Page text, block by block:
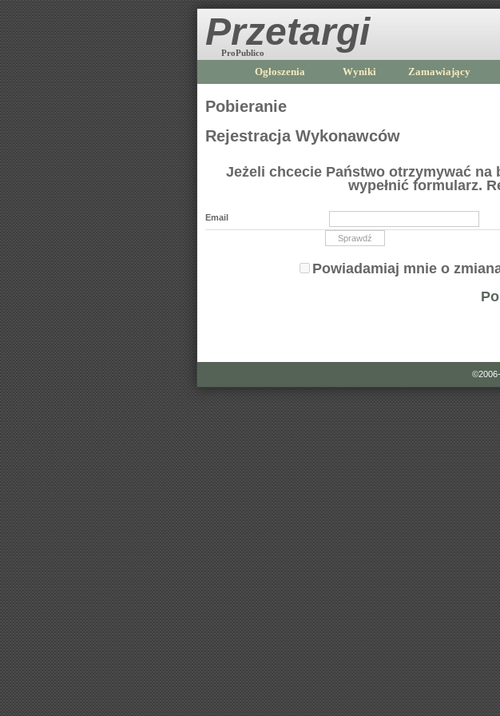
Przetargi
ProPublico
Ogłoszenia Wyniki Zamawiający
Pobieranie
Rejestracja Wykonawców
Jeżeli chcecie Państwo otrzymywać
wypełnić formularz.
Email
Powiadamiaj mnie o